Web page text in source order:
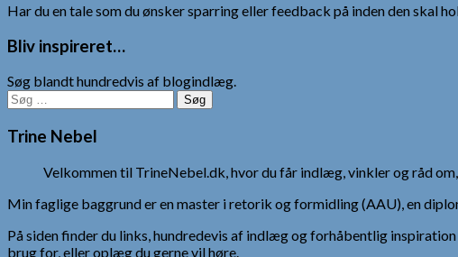
Har du en tale som du ønsker sparring eller feedback på inden den skal
Bliv inspireret…
Søg blandt hundredvis af blogindlæg.
Søg
efter:
Trine Nebel
Velkommen til TrineNebel.dk, hvor du får indlæg, vinkler og råd
Min faglige baggrund er en master i retorik og formidling (AAU), en
På siden finder du links, hundredevis af indlæg og forhåbentlig
brug for, eller oplæg du gerne vil høre.